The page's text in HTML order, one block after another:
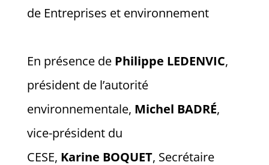
de Entreprises et environnement
En présence de Philippe LEDENVIC,
président de l’autorité
environnementale, Michel BADRÉ,
vice-président du
CESE, Karine BOQUET, Secrétaire